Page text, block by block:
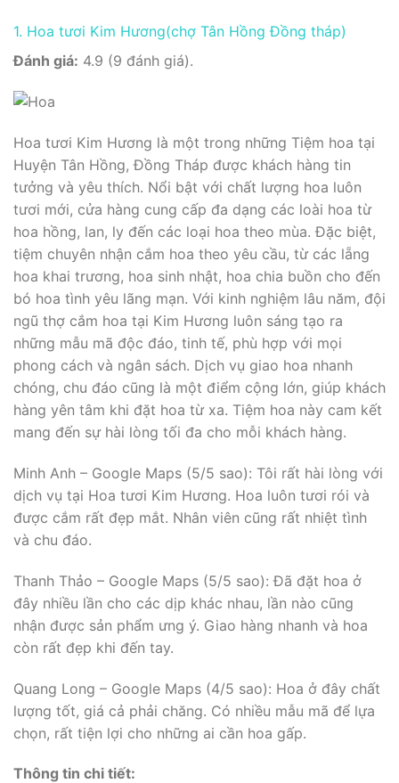
1. Hoa tươi Kim Hương(chợ Tân Hồng Đồng tháp)
Đánh giá: 4.9 (9 đánh giá).
Hoa tươi Kim Hương là một trong những Tiệm hoa tại
Huyện Tân Hồng, Đồng Tháp được khách hàng tin
tưởng và yêu thích. Nổi bật với chất lượng hoa luôn
tươi mới, cửa hàng cung cấp đa dạng các loài hoa từ
hoa hồng, lan, ly đến các loại hoa theo mùa. Đặc biệt,
tiệm chuyên nhận cắm hoa theo yêu cầu, từ các lẵng
hoa khai trương, hoa sinh nhật, hoa chia buồn cho đến
bó hoa tình yêu lãng mạn. Với kinh nghiệm lâu năm, đội
ngũ thợ cắm hoa tại Kim Hương luôn sáng tạo ra
những mẫu mã độc đáo, tinh tế, phù hợp với mọi
phong cách và ngân sách. Dịch vụ giao hoa nhanh
chóng, chu đáo cũng là một điểm cộng lớn, giúp khách
hàng yên tâm khi đặt hoa từ xa. Tiệm hoa này cam kết
mang đến sự hài lòng tối đa cho mỗi khách hàng.
Minh Anh – Google Maps (5/5 sao): Tôi rất hài lòng với
dịch vụ tại Hoa tươi Kim Hương. Hoa luôn tươi rói và
được cắm rất đẹp mắt. Nhân viên cũng rất nhiệt tình
và chu đáo.
Thanh Thảo – Google Maps (5/5 sao): Đã đặt hoa ở
đây nhiều lần cho các dịp khác nhau, lần nào cũng
nhận được sản phẩm ưng ý. Giao hàng nhanh và hoa
còn rất đẹp khi đến tay.
Quang Long – Google Maps (4/5 sao): Hoa ở đây chất
lượng tốt, giá cả phải chăng. Có nhiều mẫu mã để lựa
chọn, rất tiện lợi cho những ai cần hoa gấp.
Thông tin chi tiết: